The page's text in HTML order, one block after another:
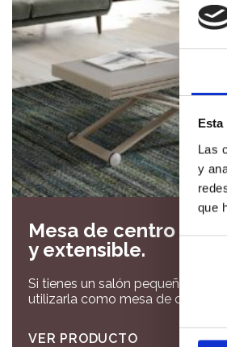
Las
y
que
Mesa de centro
y extensible.
Si tienes un salón pequeño esta
utilizarla como mesa de centro y
invitados en casa puedes
mesa de comedor y extenderla
VER PRODUCTO